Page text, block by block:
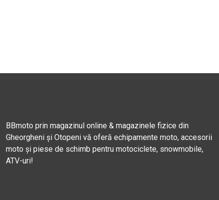
BBmoto prin magazinul online & magazinele fizice din
Gheorgheni și Otopeni vă oferă echipamente moto, accesorii
moto și piese de schimb pentru motociclete, snowmobile,
ATV-uri!